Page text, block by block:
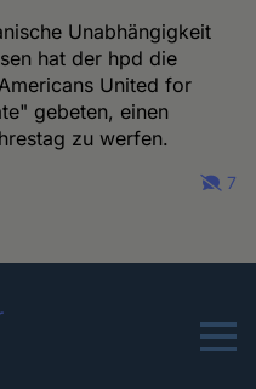
Unabhängigkeit
hat der hpd die
United for
gebeten, einen
zu werfen.
7
Menu